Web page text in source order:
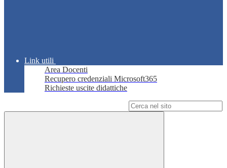
Link utili
Area Docenti
Recupero credenziali Microsoft365
Richieste uscite didattiche